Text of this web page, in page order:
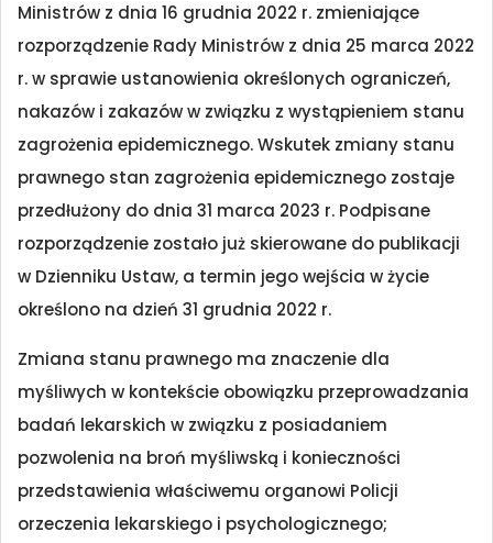
Ministrów z dnia 16 grudnia 2022 r. zmieniające
rozporządzenie Rady Ministrów z dnia 25 marca 2022
r. w sprawie ustanowienia określonych ograniczeń,
nakazów i zakazów w związku z wystąpieniem stanu
zagrożenia epidemicznego. Wskutek zmiany stanu
prawnego stan zagrożenia epidemicznego zostaje
przedłużony do dnia 31 marca 2023 r. Podpisane
rozporządzenie zostało już skierowane do publikacji
w Dzienniku Ustaw, a termin jego wejścia w życie
określono na dzień 31 grudnia 2022 r.
Zmiana stanu prawnego ma znaczenie dla
myśliwych w kontekście obowiązku przeprowadzania
badań lekarskich w związku z posiadaniem
pozwolenia na broń myśliwską i konieczności
przedstawienia właściwemu organowi Policji
orzeczenia lekarskiego i psychologicznego;